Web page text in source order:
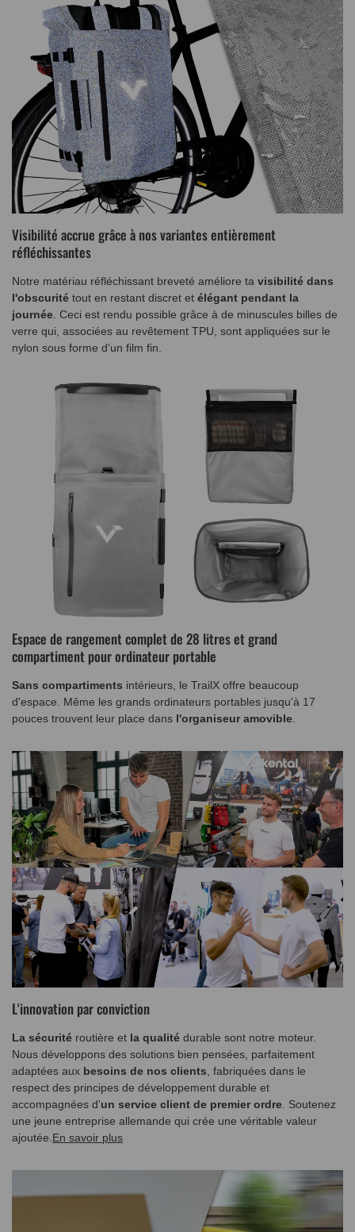
Visibilité accrue grâce à nos variantes entièrement
réfléchissantes
Notre matériau réfléchissant breveté améliore ta visibilité dans
l'obscurité tout en restant discret et élégant pendant la
journée. Ceci est rendu possible grâce à de minuscules billes de
verre qui, associées au revêtement TPU, sont appliquées sur le
nylon sous forme d'un film fin.
Espace de rangement complet de 28 litres et grand
compartiment pour ordinateur portable
Sans compartiments intérieurs, le TrailX offre beaucoup
d'espace. Même les grands ordinateurs portables jusqu'à 17
pouces trouvent leur place dans l'organiseur amovible
L'innovation par conviction
La sécurité routière et la qualité durable sont notre moteur.
Nous développons des solutions bien pensées, parfaitement
adaptées aux besoins de nos clients , fabriquées dans le
respect des principes de développement durable et
accompagnées d'un service client de premier ordre . Soutenez
une jeune entreprise allemande qui crée une véritable valeur
ajoutée. En savoir plus